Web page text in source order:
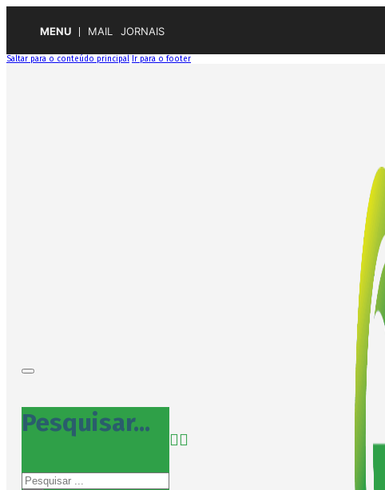
MENU MAIL JORNAIS
Saltar para o conteúdo principal Ir para o footer
Pesquisar...
Pesquisar